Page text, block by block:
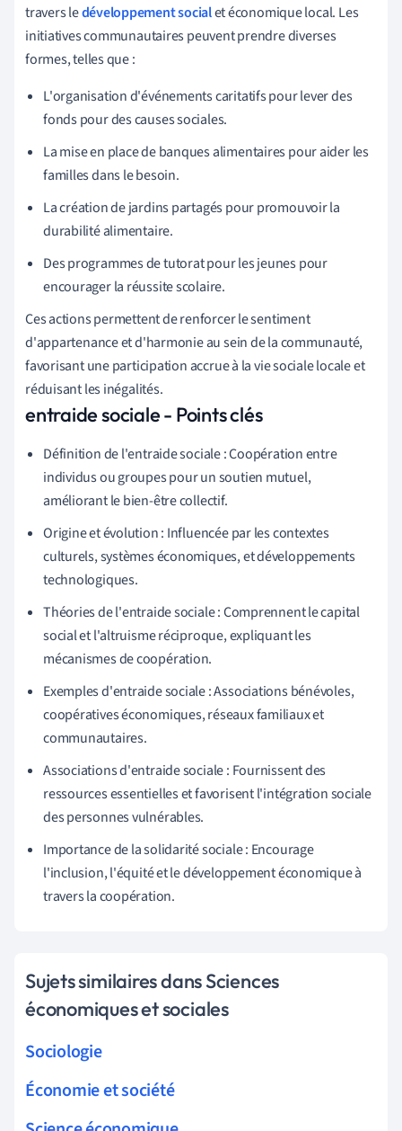
travers ledéveloppement socialet économique local. Les
initiatives communautaires peuvent prendre diverses
formes, telles que :
L'organisation d'événements caritatifs pour lever des
fonds pour des causes sociales.
La mise en place de banques alimentaires pour aider les
familles dans le besoin.
La création de jardins partagés pour promouvoir la
durabilité alimentaire.
Des programmes de tutorat pour les jeunes pour
encourager la réussite scolaire.
Ces actions permettent de renforcer le sentiment
d'appartenance et d'harmonie au sein de la communauté,
favorisant une participation accrue à la vie sociale locale et
réduisant les inégalités.
entraide sociale - Points clés
Définition de l'entraide sociale : Coopération entre
individus ou groupes pour un soutien mutuel,
améliorant le bien-être collectif.
Origine et évolution : Influencée par les contextes
culturels, systèmes économiques, et développements
technologiques.
Théories de l'entraide sociale : Comprennent le capital
social et l'altruisme réciproque, expliquant les
mécanismes de coopération.
Exemples d'entraide sociale : Associations bénévoles,
coopératives économiques, réseaux familiaux et
communautaires.
Associations d'entraide sociale : Fournissent des
ressources essentielles et favorisent l'intégration sociale
des personnes vulnérables.
Importance de la solidarité sociale : Encourage
l'inclusion, l'équité et le développement économique à
travers la coopération.
Sujets similaires dans Sciences
économiques et sociales
Sociologie
Économie et société